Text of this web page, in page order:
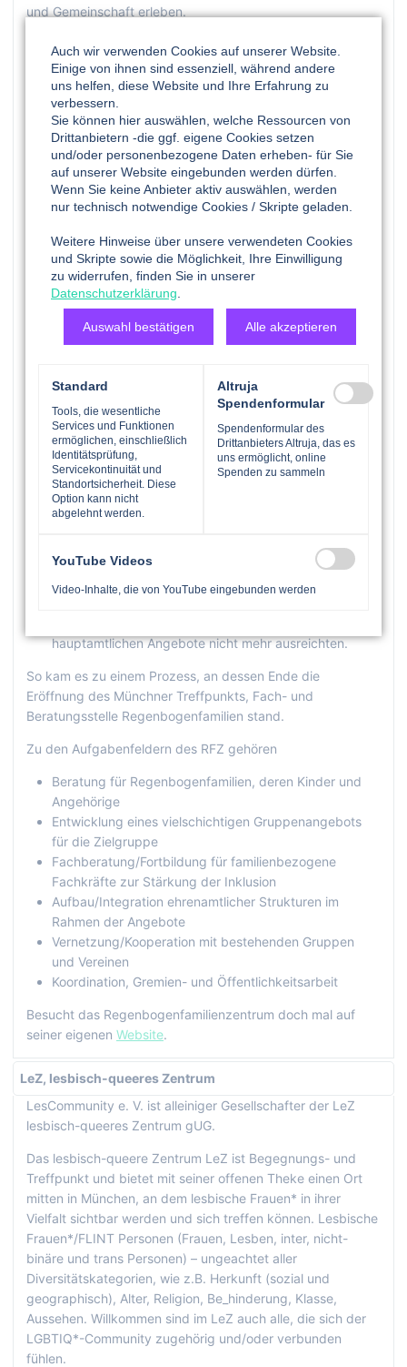
und Gemeinschaft erleben.
Im Laufe der Jahre, in denen es immer mehr
Regenbogenfamilien gab bzw. diese sichtbarer wurden,
stieg auch der Fortbildungsbedarf für familienbezogene
Fachkräfte.
Gleichzeitig wurde leider auch wiederholt deutlich, dass es
darüber hinaus notwendig blieb, das Thema
Regenbogenfamilien in der Münchner Stadtgesellschaft
sowohl sozial- als auch gesellschaftspolitisch zu etablieren
und zu verankern, um Sichtbarkeit und eine zunehmende
Selbstverständlichkeit zu ermöglichen. Die negativen
Reaktionen auf den städtischen Familienpass auf dem vor
einigen Jahren zwei Regenbogenfamilien abgebildet waren
machten deutlich, wie viel Arbeit an dieser Stelle noch
Auch wenn LeTRa viele der Bedarfe abdecken konnte,
Schwule und bisexuelle Männer mit Kinderwunsch
sowie Regenbogen-Väter waren eine Gruppe, die
bislang in keiner Stelle vertreten waren.
Trans*Eltern bzw. trans*idente Menschen mit
Kinderwunsch hatten keinen Anlaufpunkt.
Bisexuelle Eltern fühlten sich häufig nicht mitgemeint,
wenn es um Regenbogenfamilien ging.
dem Thema verbundenen Gruppen und Vereine ist
deutlich geworden, dass der Bedarf rund um
hauptamtlichen Angebote nicht mehr ausreichten.
So kam es zu einem Prozess, an dessen Ende die
Eröffnung des Münchner Treffpunkts, Fach- und
Beratungsstelle Regenbogenfamilien stand.
Zu den Aufgabenfeldern des RFZ gehören
Beratung für Regenbogenfamilien, deren Kinder und
Angehörige
Entwicklung eines vielschichtigen Gruppenangebots
für die Zielgruppe
Fachberatung/Fortbildung für familienbezogene
Fachkräfte zur Stärkung der Inklusion
Aufbau/Integration ehrenamtlicher Strukturen im
Rahmen der Angebote
Vernetzung/Kooperation mit bestehenden Gruppen
und Vereinen
Koordination, Gremien- und Öffentlichkeitsarbeit
Besucht das Regenbogenfamilienzentrum doch mal auf
seiner eigenen Website.
LeZ, lesbisch-queeres Zentrum
LesCommunity e. V. ist alleiniger Gesellschafter der LeZ
lesbisch-queeres Zentrum gUG.
Das lesbisch-queere Zentrum LeZ ist Begegnungs- und
Treffpunkt und bietet mit seiner offenen Theke einen Ort
mitten in München, an dem lesbische Frauen* in ihrer
Vielfalt sichtbar werden und sich treffen können. Lesbische
Frauen*/FLINT Personen (Frauen, Lesben, inter, nicht-
binäre und trans Personen) – ungeachtet aller
Diversitätskategorien, wie z.B. Herkunft (sozial und
geographisch), Alter, Religion, Be_hinderung, Klasse,
Aussehen. Willkommen sind im LeZ auch alle, die sich der
LGBTIQ*-Community zugehörig und/oder verbunden
fühlen.
Auch wir verwenden Cookies auf unserer Website.
Einige von ihnen sind essenziell, während andere
uns helfen, diese Website und Ihre Erfahrung zu
verbessern.
Sie können hier auswählen, welche Ressourcen von
Drittanbietern -die ggf. eigene Cookies setzen
und/oder personenbezogene Daten erheben- für Sie
auf unserer Website eingebunden werden dürfen.
Wenn Sie keine Anbieter aktiv auswählen, werden
nur technisch notwendige Cookies / Skripte geladen.
Weitere Hinweise über unsere verwendeten Cookies
und Skripte sowie die Möglichkeit, Ihre Einwilligung
zu widerrufen, finden Sie in unserer
Datenschutzerklärung
Auswahl bestätigen Alle akzeptieren
Standard
Tools, die wesentliche
Services und Funktionen
ermöglichen, einschließlich
Identitätsprüfung,
Servicekontinuität und
Standortsicherheit. Diese
Option kann nicht
abgelehnt werden.
Altruja
Spendenformular
Spendenformular des
Drittanbieters Altruja, das es
uns ermöglicht, online
Spenden zu sammeln
YouTube Videos
Video-Inhalte, die von YouTube eingebunden werden